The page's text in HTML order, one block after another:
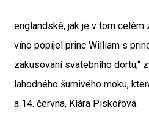
englandské, jak je v tom celém
víno popíjel princ William s
zakusování svatebního dortu,“
lahodného šumivého moku,
a 14. června, Klára Piskořová.